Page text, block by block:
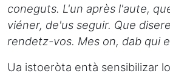
coneguts. L'un après l'aute,
viéner, de'us seguir. Que
rendetz-vos. Mes on, dab qui
Ua istoeròta entà sensibilizar